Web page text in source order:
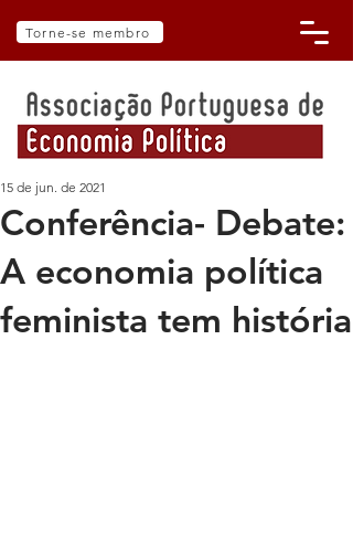
Torne-se membro
Conferência- Debate:
A economia política
feminista tem história
15 de jun. de 2021